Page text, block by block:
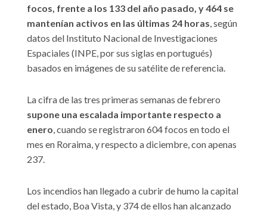
focos, frente a los 133 del año pasado, y 464 se
mantenían activos en las últimas 24 horas, según
datos del Instituto Nacional de Investigaciones
Espaciales (INPE, por sus siglas en portugués)
basados en imágenes de su satélite de referencia.
La cifra de las tres primeras semanas de febrero
supone una escalada importante respecto a
enero, cuando se registraron 604 focos en todo el
mes en Roraima, y respecto a diciembre, con apenas
237.
Los incendios han llegado a cubrir de humo la capital
del estado, Boa Vista, y 374 de ellos han alcanzado